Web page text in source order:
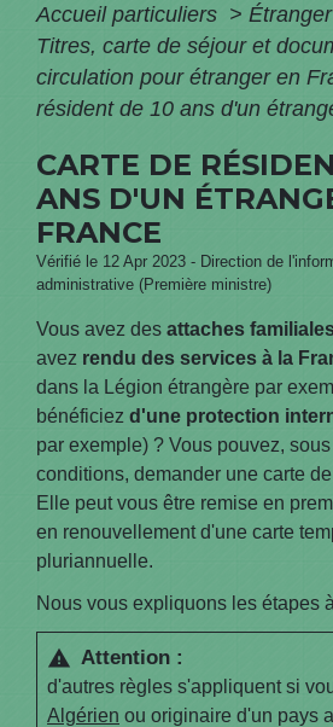
Accueil particuliers >
Titres, carte de séjour et
circulation pour étranger en
résident de 10 ans d'un
CARTE DE
ANS D'UN
FRANCE
Vérifié le 12 Apr 2023 - Direction de
administrative (Première ministre)
Vous avez des attaches
avez rendu des services à la
dans la Légion étrangère par
bénéficiez d'une protection
par exemple) ? Vous pouvez,
conditions, demander une carte
Elle peut vous être remise en
en renouvellement d'une carte
pluriannuelle.
Nous vous expliquons les étapes
warning Attention :
d'autres règles s'appliquent si
Algérien ou originaire d'un pays